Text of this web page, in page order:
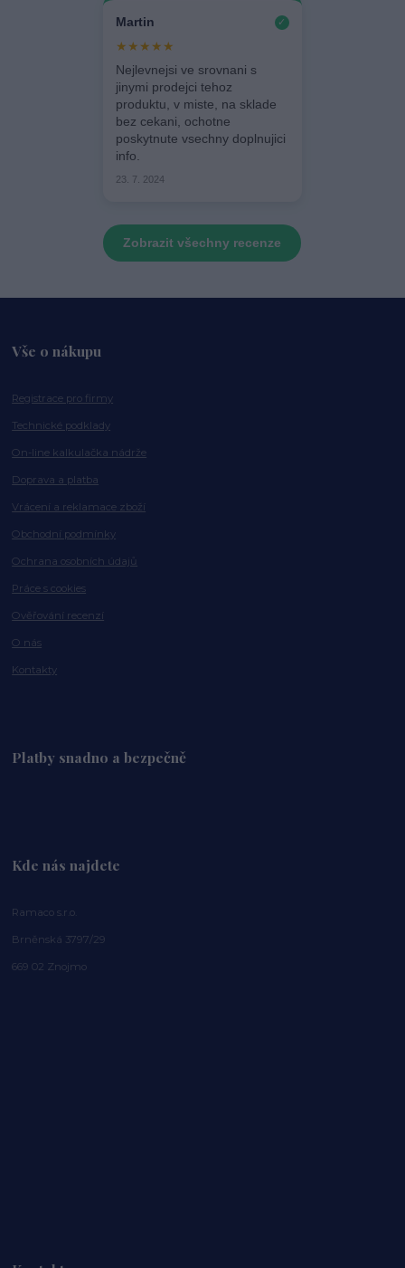
Martin ✓
★★★★★
Nejlevnejsi ve srovnani s
jinymi prodejci tehoz
produktu, v miste, na sklade
bez cekani, ochotne
poskytnute vsechny doplnujici
info.
23. 7. 2024
Zobrazit všechny recenze
Vše o nákupu
Registrace pro firmy
Technické podklady
On-line kalkulačka nádrže
Doprava a platba
Vrácení a reklamace zboží
Obchodní podmínky
Ochrana osobních údajů
Práce s cookies
Ověřování recenzí
O nás
Kontakty
Platby snadno a bezpečně
Kde nás najdete
Ramaco s.r.o.
Brněnská 3797/29
669 02 Znojmo